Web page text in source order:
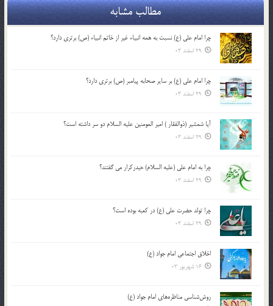
مطالب مشابه
چرا امام علی (ع) نسبت به همه انبیاء غیر از خاتم انبیاء (ص) برتری دارد؟
29 اسفند 03
چرا امام علی (ع) بر سایر صحابه پیامبر (ص) برتری دارد؟
29 اسفند 03
آیا شمشیر (ذوالفقار ) امیر المومنین علیه السلام دو سر داشته است؟
29 اسفند 03
چرا به امام علی (علیه السلام) حیدرکرار می گفتند؟
29 اسفند 03
چرا تولد حضرت علی (ع) در کعبه بوده است؟
29 اسفند 03
اخلاق اجتماعی امام جواد (ع)
16 شهریور 03
روش‌شناسی مناظره‌های امام جواد (ع)